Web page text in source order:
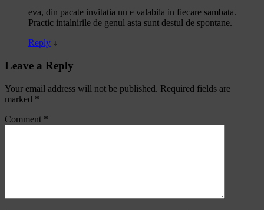
eva, din pacate invitatia nu e valabila in fiecare sambata.
Practic intalnirile de genul asta sunt destul de spontane.
Reply ↓
Leave a Reply
Your email address will not be published. Required fields are
marked *
Comment *